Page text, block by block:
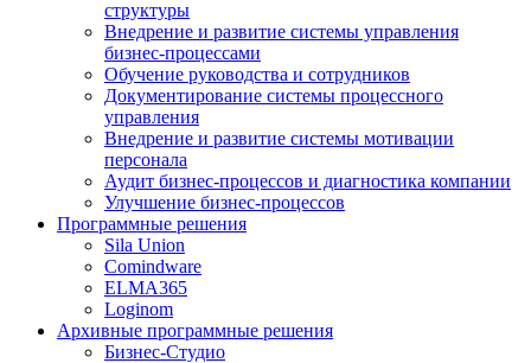
структуры
Внедрение и развитие системы управления
бизнес-процессами
Обучение руководства и сотрудников
Документирование системы процессного
управления
Внедрение и развитие системы мотивации
персонала
Аудит бизнес-процессов и диагностика компании
Улучшение бизнес-процессов
Программные решения
Sila Union
Comindware
ELMA365
Loginom
Архивные программные решения
Бизнес-Студио